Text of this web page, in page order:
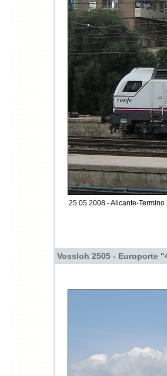
25.05.2008 - Alicante-Termino
Vossloh 2505 - Europorte